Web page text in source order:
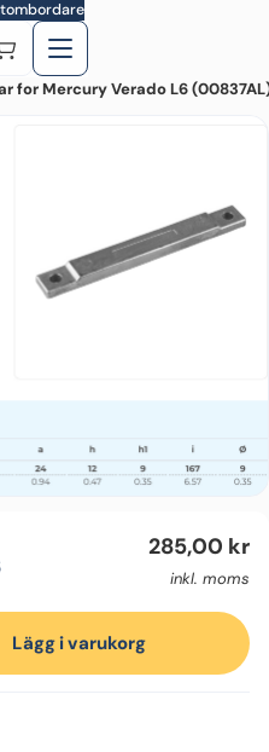
for Mercury Verado L6
285,00 kr
inkl. moms
Lägg i varukorg